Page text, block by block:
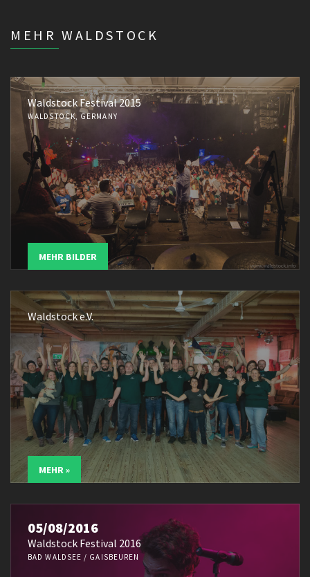
MEHR WALDSTOCK
Waldstock Festival 2015
WALDSTOCK, GERMANY
MEHR BILDER
Waldstock e.V.
MEHR »
05/08/2016
Waldstock Festival 2016
BAD WALDSEE / GAISBEUREN